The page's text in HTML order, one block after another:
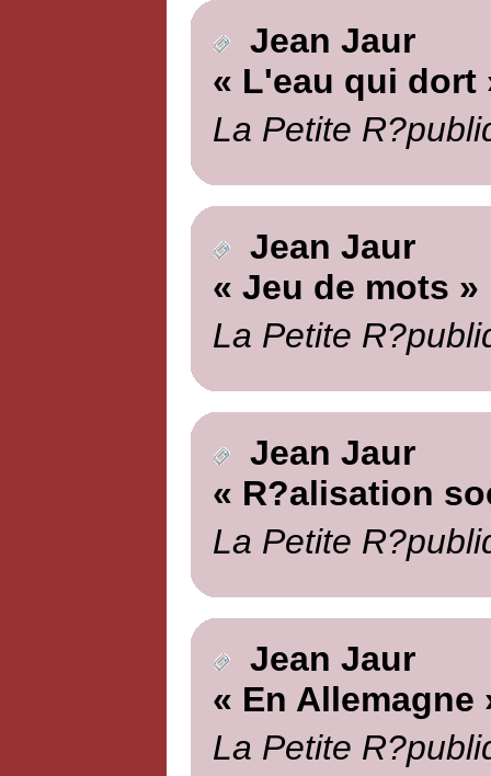
Jean Jaur
« L'eau qui dort
La Petite
Jean Jaur
« Jeu de mots »
La Petite
Jean Jaur
« R?alisation
La Petite
Jean Jaur
« En Allemagne
La Petite